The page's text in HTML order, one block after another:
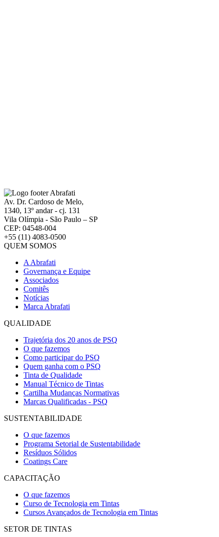
Av. Dr. Cardoso de Melo,
1340, 13º andar - cj. 131
Vila Olímpia - São Paulo – SP
CEP: 04548-004
+55 (11) 4083-0500
QUEM SOMOS
A Abrafati
Governança e Equipe
Associados
Comitês
Notícias
Marca Abrafati
QUALIDADE
Trajetória dos 20 anos de PSQ
O que fazemos
Como participar do PSQ
Quem ganha com o PSQ
Tinta de Qualidade
Manual Técnico de Tintas
Cartilha Mudanças Normativas
Marcas Qualificadas - PSQ
SUSTENTABILIDADE
O que fazemos
Programa Setorial de Sustentabilidade
Resíduos Sólidos
Coatings Care
CAPACITAÇÃO
O que fazemos
Curso de Tecnologia em Tintas
Cursos Avançados de Tecnologia em Tintas
SETOR DE TINTAS